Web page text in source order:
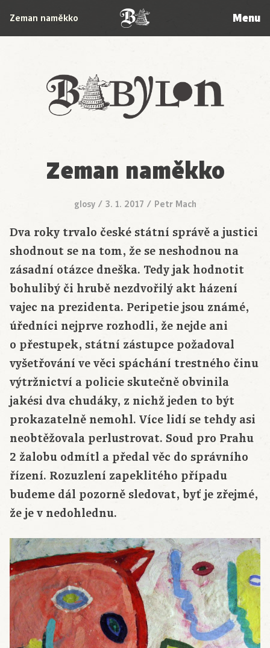
Babylon
Zeman naměkko Menu
Zeman naměkko
glosy/ 3. 1. 2017 / Petr Mach
Dva roky trvalo české státní správě a justici
shodnout se na tom, že se neshodnou na
zásadní otázce dneška. Tedy jak hodnotit
bohulibý či hrubě nezdvořilý akt házení
vajec na prezidenta. Peripetie jsou známé,
úředníci nejprve rozhodli, že nejde ani
o přestupek, státní zástupce požadoval
vyšetřování ve věci spáchání trestného činu
výtržnictví a policie skutečně obvinila
jakési dva chudáky, z nichž jeden to být
prokazatelně nemohl. Více lidí se tehdy asi
neobtěžovala perlustrovat. Soud pro Prahu
2 žalobu odmítl a předal věc do správního
řízení. Rozuzlení zapeklitého případu
budeme dál pozorně sledovat, byť je zřejmé,
že je v nedohlednu.